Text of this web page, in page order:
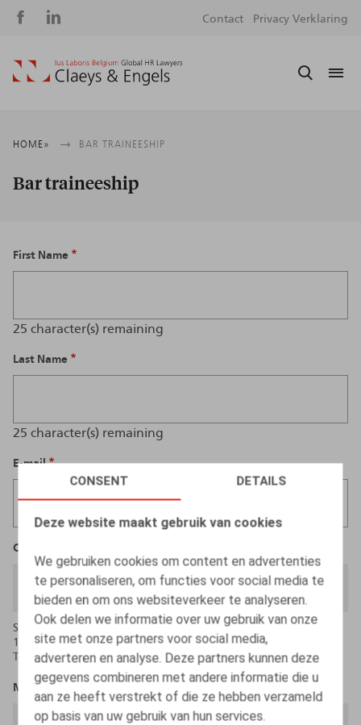
CONSENT DETAILS
Deze website maakt gebruik van cookies
We gebruiken cookies om content en advertenties
te personaliseren, om functies voor social media te
bieden en om ons websiteverkeer te analyseren.
Ook delen we informatie over uw gebruik van onze
site met onze partners voor social media,
adverteren en analyse. Deze partners kunnen deze
gegevens combineren met andere informatie die u
aan ze heeft verstrekt of die ze hebben verzameld
op basis van uw gebruik van hun services.
Social
Contact Privacy Verklaring
Kruimelpad
HOME BAR TRAINEESHIP
Bar traineeship
First Name
25 character(s) remaining
Last Name
25 character(s) remaining
E-mail
CV
BROWSE
Slechts één bestand.
16 MB limiet.
Toegestane types: pdf, doc, docx.
Motivation letter